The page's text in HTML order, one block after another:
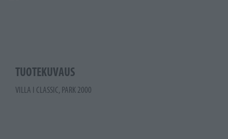
TUOTEKUVAUS
VILLA I CLASSIC, PARK 2000